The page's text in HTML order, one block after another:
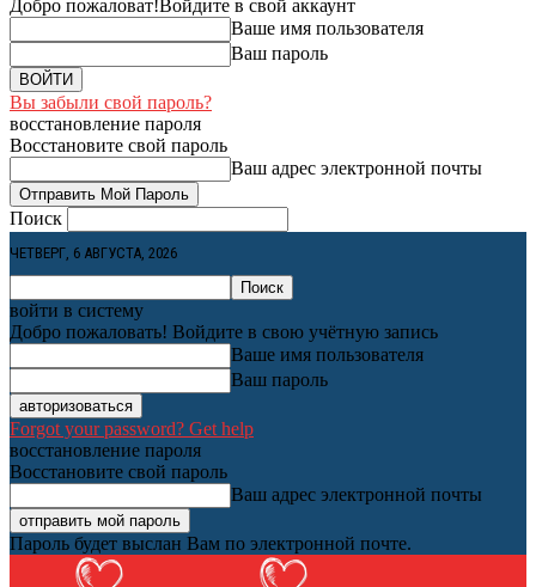
Добро пожаловат!Войдите в свой аккаунт
Ваше имя пользователя
Ваш пароль
Вы забыли свой пароль?
восстановление пароля
Восстановите свой пароль
Ваш адрес электронной почты
Поиск
ЧЕТВЕРГ, 6 АВГУСТА, 2026
войти в систему
Добро пожаловать! Войдите в свою учётную запись
Ваше имя пользователя
Ваш пароль
Forgot your password? Get help
восстановление пароля
Восстановите свой пароль
Ваш адрес электронной почты
Пароль будет выслан Вам по электронной почте.